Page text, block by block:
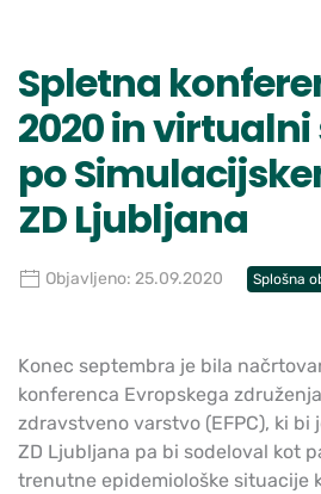
Spletna
2020 in
po
ZD Ljubljana
Objavljeno: 25.09.2020 Splošna
Konec septembra je bila
konferenca Evropskega
zdravstveno varstvo (EFPC), ki bi
ZD Ljubljana pa bi sodeloval kot
trenutne epidemiološke situacije